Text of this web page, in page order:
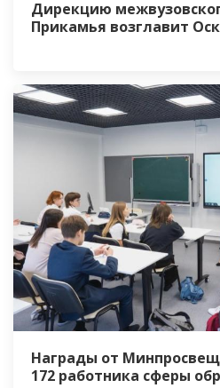
Дирекцию
Прикамья возглавит
Награды от
172 работника сферы